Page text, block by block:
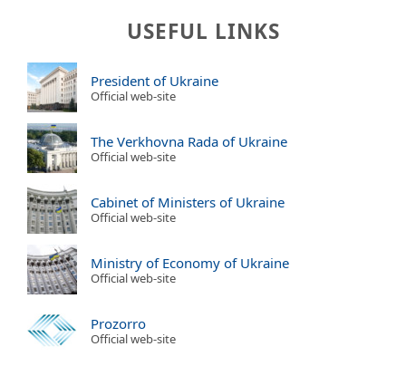
USEFUL LINKS
President of Ukraine
Official web-site
The Verkhovna Rada of Ukraine
Official web-site
Cabinet of Ministers of Ukraine
Official web-site
Ministry of Economy of Ukraine
Official web-site
Prozorro
Official web-site